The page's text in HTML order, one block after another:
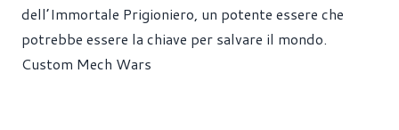
dell’Immortale Prigioniero, un potente essere che
potrebbe essere la chiave per salvare il mondo.
Custom Mech Wars